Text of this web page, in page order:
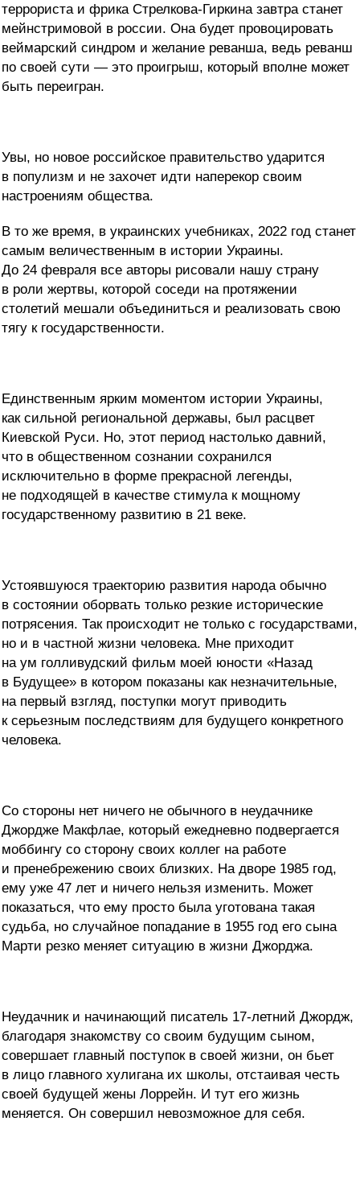
террориста и фрика Стрелкова-Гиркина завтра станет
мейнстримовой в россии. Она будет провоцировать
веймарский синдром и желание реванша, ведь реванш
по своей сути — это проигрыш, который вполне может
быть переигран.
Увы, но новое российское правительство ударится
в популизм и не захочет идти наперекор своим
настроениям общества.
В то же время, в украинских учебниках, 2022 год станет
самым величественным в истории Украины.
До 24 февраля все авторы рисовали нашу страну
в роли жертвы, которой соседи на протяжении
столетий мешали объединиться и реализовать свою
тягу к государственности.
Единственным ярким моментом истории Украины,
как сильной региональной державы, был расцвет
Киевской Руси. Но, этот период настолько давний,
что в общественном сознании сохранился
исключительно в форме прекрасной легенды,
не подходящей в качестве стимула к мощному
государственному развитию в 21 веке.
Устоявшуюся траекторию развития народа обычно
в состоянии оборвать только резкие исторические
потрясения. Так происходит не только с государствами,
но и в частной жизни человека. Мне приходит
на ум голливудский фильм моей юности «Назад
в Будущее» в котором показаны как незначительные,
на первый взгляд, поступки могут приводить
к серьезным последствиям для будущего конкретного
человека.
Со стороны нет ничего не обычного в неудачнике
Джордже Макфлае, который ежедневно подвергается
моббингу со сторону своих коллег на работе
и пренебрежению своих близких. На дворе 1985 год,
ему уже 47 лет и ничего нельзя изменить. Может
показаться, что ему просто была уготована такая
судьба, но случайное попадание в 1955 год его сына
Марти резко меняет ситуацию в жизни Джорджа.
Неудачник и начинающий писатель 17-летний Джордж,
благодаря знакомству со своим будущим сыном,
совершает главный поступок в своей жизни, он бьет
в лицо главного хулигана их школы, отстаивая честь
своей будущей жены Лоррейн. И тут его жизнь
меняется. Он совершил невозможное для себя.